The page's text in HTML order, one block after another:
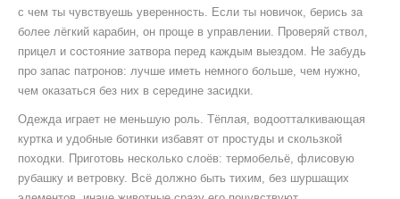
с чем ты чувствуешь уверенность. Если ты новичок, берись за
более лёгкий карабин, он проще в управлении. Проверяй ствол,
прицел и состояние затвора перед каждым выездом. Не забудь
про запас патронов: лучше иметь немного больше, чем нужно,
чем оказаться без них в середине засидки.
Одежда играет не меньшую роль. Тёплая, водоотталкивающая
куртка и удобные ботинки избавят от простуды и скользкой
походки. Приготовь несколько слоёв: термобельё, флисовую
рубашку и ветровку. Всё должно быть тихим, без шуршащих